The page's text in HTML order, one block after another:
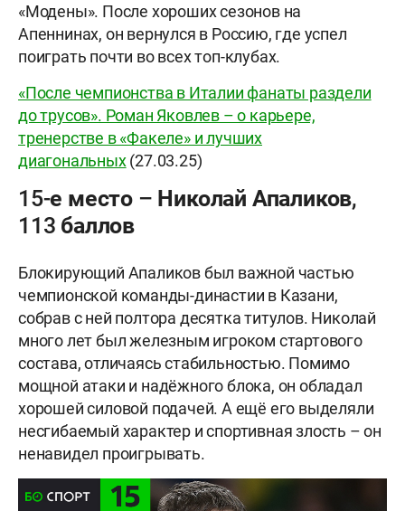
«Модены». После хороших сезонов на
Апеннинах, он вернулся в Россию, где успел
поиграть почти во всех топ-клубах.
«После чемпионства в Италии фанаты раздели
до трусов». Роман Яковлев – о карьере,
тренерстве в «Факеле» и лучших
диагональных(27.03.25)
15-е место – Николай Апаликов,
113 баллов
Блокирующий Апаликов был важной частью
чемпионской команды-династии в Казани,
собрав с ней полтора десятка титулов. Николай
много лет был железным игроком стартового
состава, отличаясь стабильностью. Помимо
мощной атаки и надёжного блока, он обладал
хорошей силовой подачей. А ещё его выделяли
несгибаемый характер и спортивная злость – он
ненавидел проигрывать.